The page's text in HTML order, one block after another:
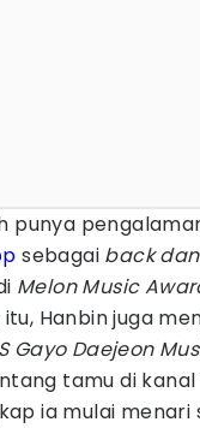
punya
sebagai back
Melon Music
itu, Hanbin juga
Gayo Daejeon
tamu di kanal
ia mulai